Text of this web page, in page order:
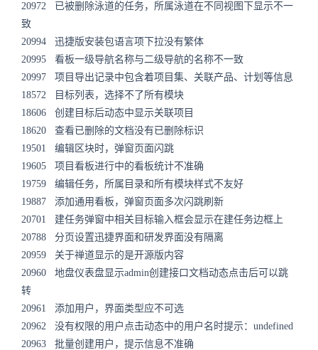
20972 已被删除泳道的任务，所属泳道在不同视图下显示不一
致
20994 迅捷版安装包语言项下拉没有繁体
20995 看板一级导航名称与二级导航的名称不一致
20997 项目导出记录中包含着项目集、关联产品、计划等信息
18572 目标列表，选择不了所有模块
18606 创建目标后动态中显示关联项目
18620 查看已删除的文档没有已删除标识
19501 编辑区块时，弹窗页面闪跳
19605 项目看板进行中的看板统计不准确
19759 编辑任务，所属目录和所有模块样式不友好
19887 添加通用看板，弹窗页面多次闪跳刷新
20701 建任务弹窗中相关目标输入框会显示在建任务边框上
20788 分页设置迅捷界面和研发界面没有隔离
20959 关于禅道显示的是开源版内容
20960 地盘仪表盘显示admin创建接口文档动态点击后可以跳
转
20961 添加用户，界面类型应不可选
20962 没有权限的用户点击动态中的用户名时提示：undefined
20963 批量创建用户，提示信息不准确